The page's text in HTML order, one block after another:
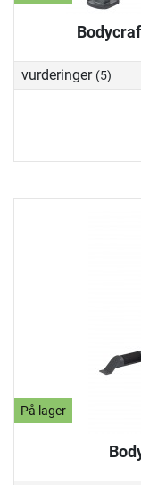
vurderinger (5)
På lager